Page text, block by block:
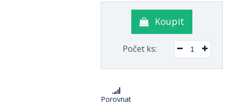
Koupit
Počet ks:
Porovnat